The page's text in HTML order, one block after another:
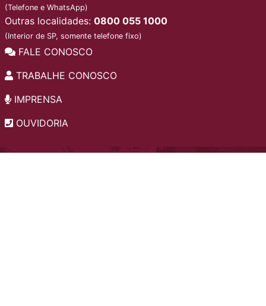
(Telefone e WhatsApp)
Outras localidades: 0800 055 1000
(Interior de SP, somente telefone fixo)
FALE CONOSCO
TRABALHE CONOSCO
IMPRENSA
OUVIDORIA